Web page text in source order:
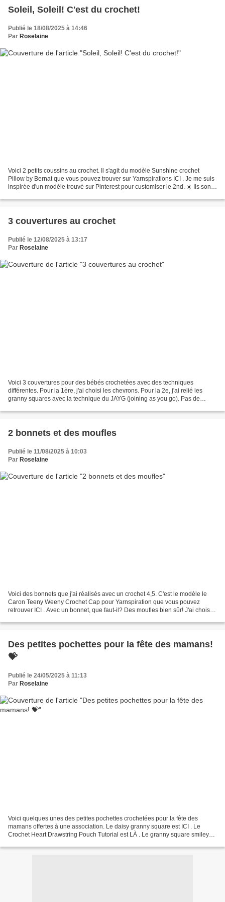
Soleil, Soleil! C'est du crochet!
Publié le 18/08/2025 à 14:46
Par Roselaine
Voici 2 petits coussins au crochet. Il s'agit du modèle Sunshine crochet
Pillow by Bernat que vous pouvez trouver sur Yarnspirations ICI . Je me suis
inspirée d'un modèle trouvé sur Pinterest pour customiser le 2nd. ☀️ Ils sont
3 couvertures au crochet
Publié le 12/08/2025 à 13:17
Par Roselaine
Voici 3 couvertures pour des bébés crochetées avec des techniques
différentes. Pour la 1ère, j'ai choisi les chevrons. Pour la 2e, j'ai relié les
granny squares avec la technique du JAYG (joining as you go). Pas de
2 bonnets et des moufles
Publié le 11/08/2025 à 10:03
Par Roselaine
Voici des bonnets que j'ai réalisés avec un crochet 4,5. C'est le modèle le
Caron Teeny Weeny Crochet Cap pour Yarnspiration que vous pouvez
retrouver ICI . Avec un bonnet, que faut-il? Des moufles bien sûr! J'ai choisi
Des petites pochettes pour la fête des mamans!
💝
Publié le 24/05/2025 à 11:13
Par Roselaine
Voici quelques unes des petites pochettes crochetées pour la fête des
mamans offertes à une association. Le daisy granny square est ICI . Le
Crochet Heart Drawstring Pouch Tutorial est LÀ . Le granny square smiley